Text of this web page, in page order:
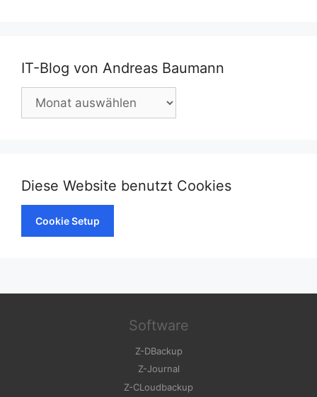
IT-Blog von Andreas Baumann
Blog
von
Diese Website benutzt Cookies
Cookie Setup
Software
Z-DBackup
Z-Journal
Z-CLoudbackup